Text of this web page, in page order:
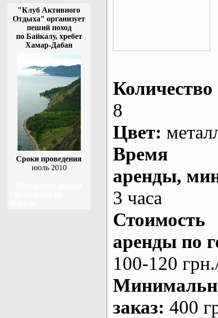
"Клуб Активного
Отдыха" организует
пеший поход
по Байкалу, хребет
Хамар-Дабан
Сроки проведения
июль 2010
Количество
8
Цвет:
Время
аренды,
3 часа
Стоимость
аренды по
100-120
заказ: 400